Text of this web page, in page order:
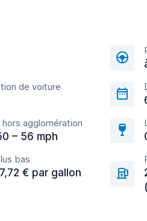
de voiture
agglomération
– 56 mph
bas
€ par gallon